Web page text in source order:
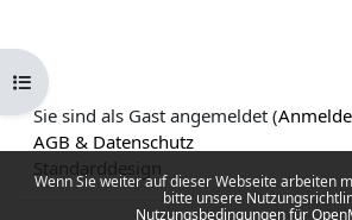
Wenn Sie weiter auf dieser Webseite arbeiten
bitte unsere
Nutzungsbedingungen für
Kursindex öffnen
Sie sind als Gast angemeldet (
AGB & Datenschutz
Standarddesign